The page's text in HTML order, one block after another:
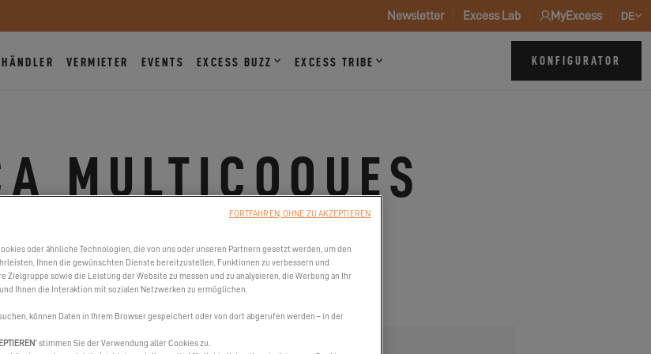
Newsletter Excess Lab MyExcess DE
HÄNDLER VERMIETER EVENTS EXCESS BUZZ EXCESS TRIBE KONFIGURATOR
MULTICOQUES
Telefonnummer(n) anzeigen
oder ähnliche Technologien, die von uns oder unseren Partnern gesetzt werden, um den
Ihnen die gewünschten Dienste bereitzustellen, Funktionen zu verbessern und
Zielgruppe sowie die Leistung der Website zu messen und zu analysieren, die Werbung an Ihr
Ihnen die Interaktion mit sozialen Netzwerken zu ermöglichen.
können Daten in Ihrem Browser gespeichert oder von dort abgerufen werden – in der
“ stimmen Sie der Verwendung aller Cookies zu.
FORTFAHREN, OHNE ZU AKZEPTIEREN